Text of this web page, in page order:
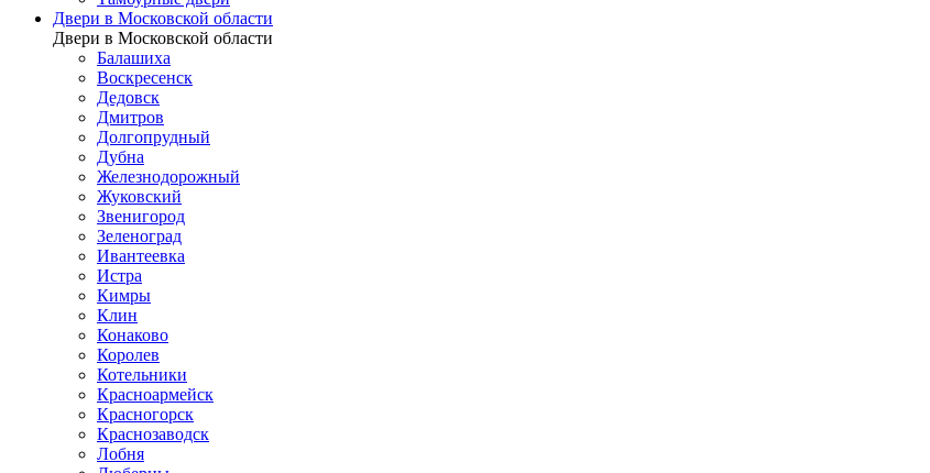
Двери в Московской области
Двери в Московской области
Балашиха
Воскресенск
Дедовск
Дмитров
Долгопрудный
Дубна
Железнодорожный
Жуковский
Звенигород
Зеленоград
Ивантеевка
Истра
Кимры
Клин
Конаково
Королев
Котельники
Красноармейск
Красногорск
Краснозаводск
Лобня